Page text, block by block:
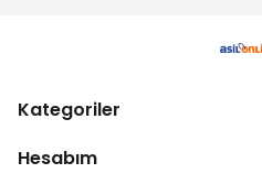
Kategoriler
Hesabım